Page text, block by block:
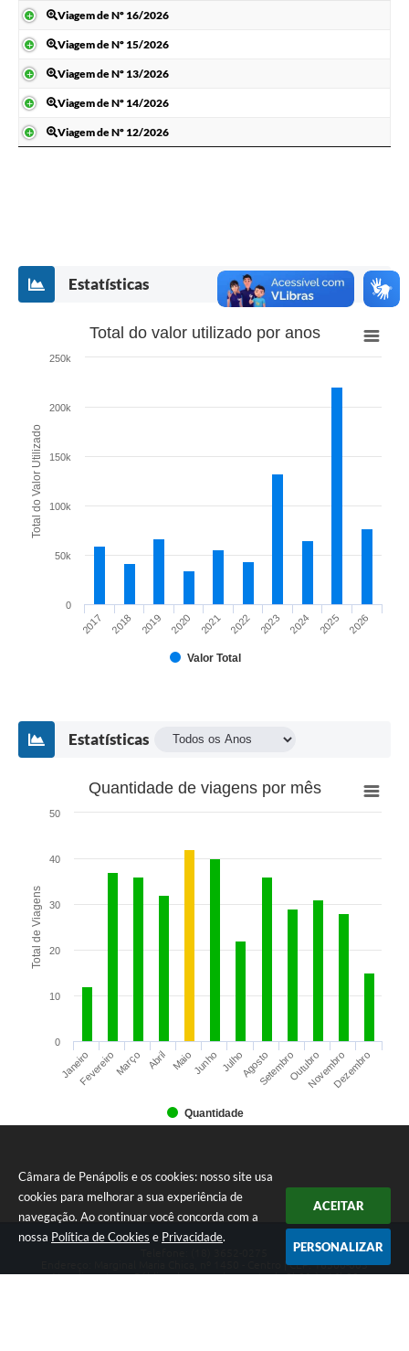
Câmara de Penápolis e os cookies: nosso site usa
cookies para melhorar a sua experiência de
navegação. Ao continuar você concorda com a
nossa Política de Cookies e Privacidade.
ACEITAR
PERSONALIZAR
Número / Ano
Viagem de Nº 16/2026
Viagem de Nº 15/2026
Viagem de Nº 13/2026
Viagem de Nº 14/2026
Viagem de Nº 12/2026
Estatísticas
Total do Valor Utilizado
Total do valor utilizado por anos
Valor Total
2017 2018 2019 2020 2021 2022 2023 2024 2025 2026
0
50k
100k
150k
200k
250k
Estatísticas
Total de Viagens
Quantidade de viagens por mês
Quantidade
JaneiroFevereiroMarço Abril MaioJunho JulhoAgostoSetembroOutubroNovembroDezembro
0
10
20
30
40
50
Endereço: Marginal Maria Chica, nº 1450 - Centro | CEP: 16300-005
Atendimento ao Público de segunda a sexta da 8h00 às 16h00